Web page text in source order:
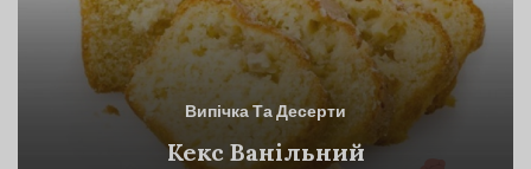
Випічка Та Десерти
Кекс Ванільний